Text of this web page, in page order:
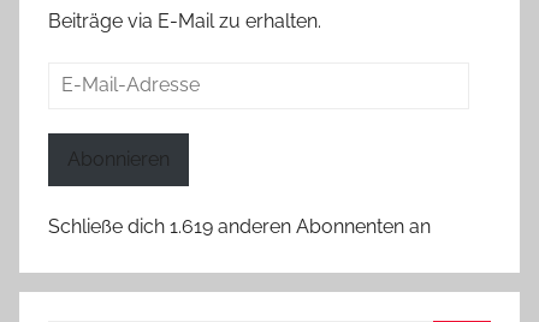
Beiträge via E-Mail zu erhalten.
E-
Abonnieren
Schließe dich 1.619 anderen Abonnenten an